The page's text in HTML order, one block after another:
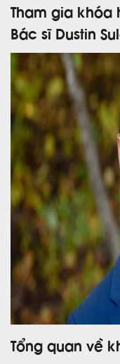
Tham gia khóa
Bác sĩ Dustin
Tổng quan về